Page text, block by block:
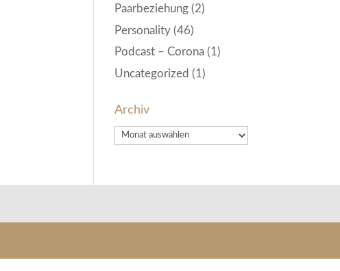
Paarbeziehung (2)
Personality (46)
Podcast – Corona (1)
Uncategorized (1)
Archiv
Archiv